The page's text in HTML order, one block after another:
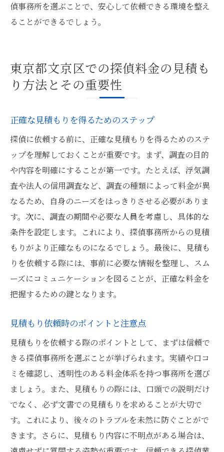
偵事務所を選ぶことで、安心して依頼できる環境を整え
ることができるでしょう。
東京都文京区での探偵料金の見積も
り方法とその重要性
正確な見積もりを得るためのステップ
探偵に依頼する前に、正確な見積もりを得るためのステ
ップを理解しておくことが重要です。まず、調査の目的
や内容を明確にすることが第一です。たとえば、浮気調
査や法人の信用調査など、調査の種類によって料金が異
なるため、自身のニーズをはっきりさせる必要がありま
す。次に、調査の期間や必要な人員を考慮し、具体的な
条件を設定します。これにより、探偵事務所からの見積
もりがより正確なものになるでしょう。最後に、見積も
りを依頼する際には、事前に必要な情報を整理し、スム
ーズにコミュニケーションを図ることが、正確な料金を
把握するための鍵となります。
見積もり依頼時のポイントと注意点
見積もりを依頼する際のポイントとして、まずは信頼で
きる探偵事務所を選ぶことが挙げられます。実績や口コ
ミを確認し、透明性のある料金体系を持つ事務所を選び
ましょう。また、見積もりの際には、口頭での説明だけ
でなく、必ず文書での見積もりを求めることが大切で
す。これにより、後々のトラブルを未然に防ぐことがで
きます。さらに、見積もり内容に不明点がある場合は、